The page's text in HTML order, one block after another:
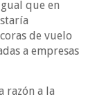
que en
de vuelo
a empresas
razón a la